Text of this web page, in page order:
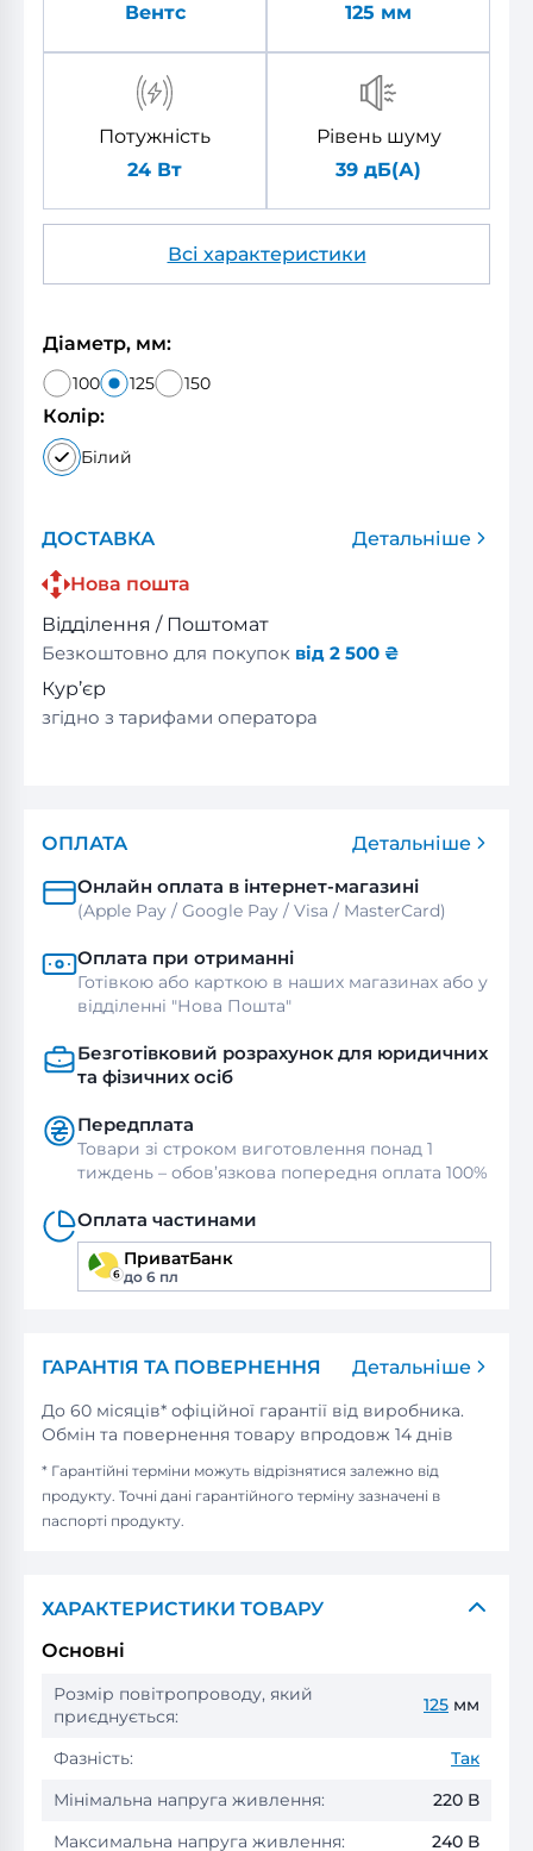
Вентс
125 мм
Потужність
24 Вт
Рівень шуму
39 дБ(А)
Всі характеристики
Діаметр, мм:
100 125 150
Колір:
Білий
ДОСТАВКА
Детальніше
Нова пошта
Відділення / Поштомат
Безкоштовно для покупок від 2 500 ₴
Кур’єр
згідно з тарифами оператора
ОПЛАТА
Детальніше
Онлайн оплата в інтернет-магазині
(Apple Pay / Google Pay / Visa / MasterСard)
Оплата при отриманні
Готівкою або карткою в наших магазинах або у
відділенні "Нова Пошта"
Безготівковий розрахунок для юридичних
та фізичних осіб
Передплата
Товари зі строком виготовлення понад 1
тиждень – обов’язкова попередня оплата 100%
Оплата частинами
ПриватБанк
до 6 пл
ГАРАНТІЯ ТА ПОВЕРНЕННЯ Детальніше
До 60 місяців* офіційної гарантії від виробника.
Обмін та повернення товару впродовж 14 днів
* Гарантійні терміни можуть відрізнятися залежно від
продукту. Точні дані гарантійного терміну зазначені в
паспорті продукту.
ХАРАКТЕРИСТИКИ ТОВАРУ
Основні
Розмір повітропроводу, який
приєднується:
125 мм
Фазність:
Так
Мінімальна напруга живлення:
220 В
Максимальна напруга живлення:
240 В